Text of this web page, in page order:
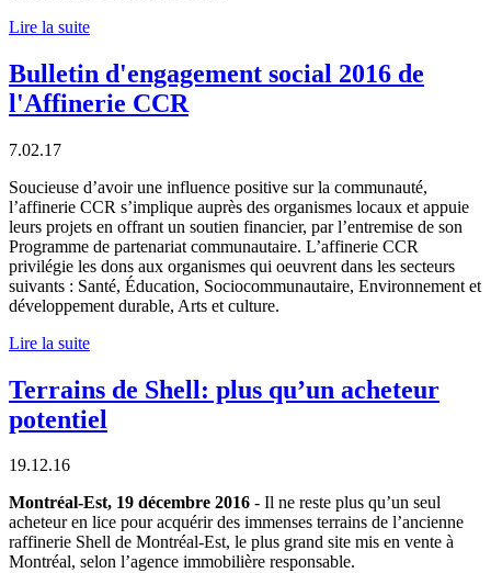
Lire la suite
Bulletin d'engagement social 2016 de
l'Affinerie CCR
7.02.17
Soucieuse d’avoir une influence positive sur la communauté,
l’affinerie CCR s’implique auprès des organismes locaux et appuie
leurs projets en offrant un soutien financier, par l’entremise de son
Programme de partenariat communautaire. L’affinerie CCR
privilégie les dons aux organismes qui oeuvrent dans les secteurs
suivants : Santé, Éducation, Sociocommunautaire, Environnement et
développement durable, Arts et culture.
Lire la suite
Terrains de Shell: plus qu’un acheteur
potentiel
19.12.16
Montréal-Est, 19 décembre 2016 - Il ne reste plus qu’un seul
acheteur en lice pour acquérir des immenses terrains de l’ancienne
raffinerie Shell de Montréal-Est, le plus grand site mis en vente à
Montréal, selon l’agence immobilière responsable.